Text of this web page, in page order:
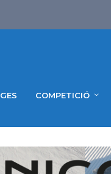
COMPETICIÓ